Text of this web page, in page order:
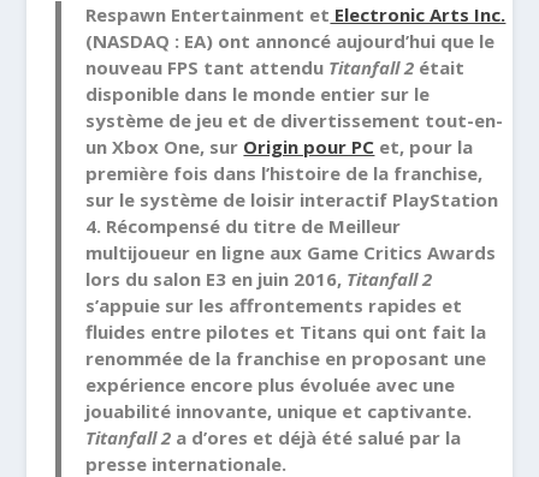
Respawn Entertainment et Electronic Arts Inc.
(NASDAQ : EA) ont annoncé aujourd’hui que le
nouveau FPS tant attendu Titanfall 2 était
disponible dans le monde entier sur le
système de jeu et de divertissement tout-en-
un Xbox One, sur Origin pour PC et, pour la
première fois dans l’histoire de la franchise,
sur le système de loisir interactif PlayStation
4. Récompensé du titre de Meilleur
multijoueur en ligne aux Game Critics Awards
lors du salon E3 en juin 2016, Titanfall 2
s’appuie sur les affrontements rapides et
fluides entre pilotes et Titans qui ont fait la
renommée de la franchise en proposant une
expérience encore plus évoluée avec une
jouabilité innovante, unique et captivante.
Titanfall 2 a d’ores et déjà été salué par la
presse internationale.